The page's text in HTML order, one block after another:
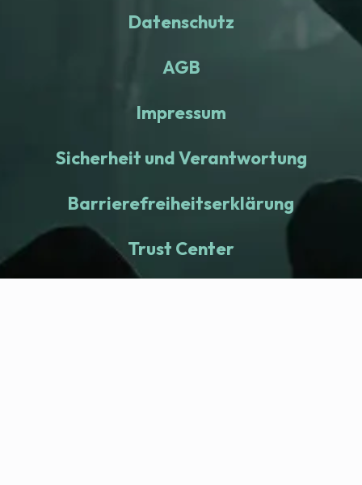
Datenschutz
AGB
Impressum
Sicherheit und Verantwortung
Barrierefreiheitserklärung
Trust Center